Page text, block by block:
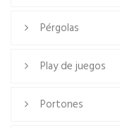
Pérgolas
Play de juegos
Portones